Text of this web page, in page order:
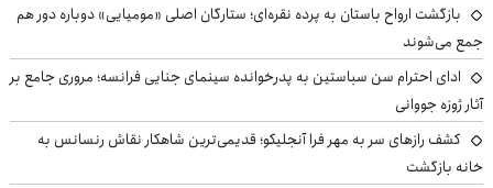
بازگشت ارواح باستان به پرده نقره‌ای؛ ستارگان اصلی «مومیایی» دوباره دور هم
جمع می‌شوند
ادای احترام سن سباستین به پدرخوانده سینمای جنایی فرانسه؛ مروری جامع بر
آثار ژوزه جووانی
کشف رازهای سر به مهر فرا آنجلیکو؛ قدیمی‌ترین شاهکار نقاش رنسانس به
خانه بازگشت